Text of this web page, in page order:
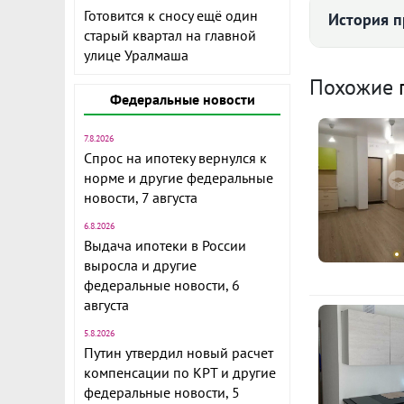
Готовится к сносу ещё один
старый квартал на главной
улице Уралмаша
Федеральные новости
7.8.2026
Спрос на ипотеку вернулся к
норме и другие федеральные
новости, 7 августа
6.8.2026
Выдача ипотеки в России
выросла и другие
федеральные новости, 6
августа
5.8.2026
Путин утвердил новый расчет
компенсации по КРТ и другие
федеральные новости, 5
ВИДОВАЯ
техникой
ID объекта
История
383
Похожие